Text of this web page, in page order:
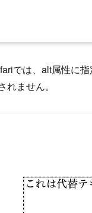
では、alt属性に
れません。